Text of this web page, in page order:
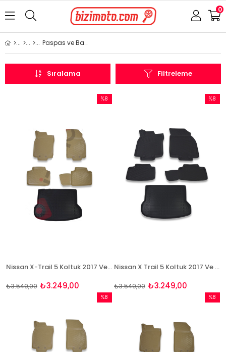
0
Paspas ve Bagaj Havuzu
Filtreleme
Sıralama
Nissan X-Trail 5 Koltuk 2017 Ve Sonrası Bej Paspas ve Bagaj Havuzu Seti
₺3.249,00
₺3.549,00
%8
Nissan X Trail 5 Koltuk 2017 Ve Sonrası Paspas Ve Bagaj Havuzu Seti
₺3.249,00
₺3.549,00
%8
%8
%8